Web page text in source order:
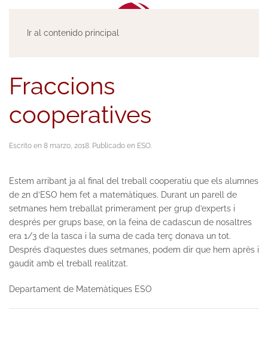
Ir al contenido principal
Fraccions
cooperatives
Escrito en 8 marzo, 2018. Publicado en ESO.
Estem arribant ja al final del treball cooperatiu que els alumnes
de 2n d’ESO hem fet a matemàtiques. Durant un parell de
setmanes hem treballat primerament per grup d’experts i
després per grups base, on la feina de cadascun de nosaltres
era 1/3 de la tasca i la suma de cada terç donava un tot.
Després d’aquestes dues setmanes, podem dir que hem après i
gaudit amb el treball realitzat.
Departament de Matemàtiques ESO